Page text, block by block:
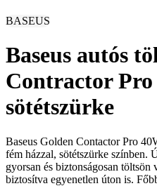
BASEUS
Baseus autós
Contractor Pro
sötétszürke
Baseus Golden Contactor Pro
fém házzal, sötétszürke színben.
gyorsan és biztonságosan töltsön
biztosítva egyenetlen úton is.